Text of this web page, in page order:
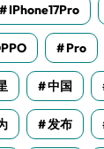
IPhone17Pro
Pro
中国
发布